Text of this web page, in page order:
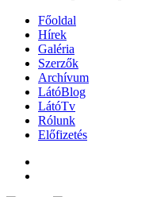
Főoldal
Hírek
Galéria
Szerzők
Archívum
LátóBlog
LátóTv
Rólunk
Előfizetés